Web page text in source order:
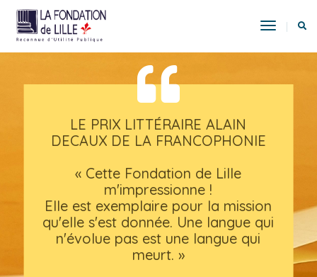
Toggle
LE PRIX LITTÉRAIRE ALAIN
DECAUX DE LA FRANCOPHONIE
« Cette Fondation de Lille
m'impressionne !
Elle est exemplaire pour la mission
qu'elle s'est donnée. Une langue qui
n'évolue pas est une langue qui
meurt. »